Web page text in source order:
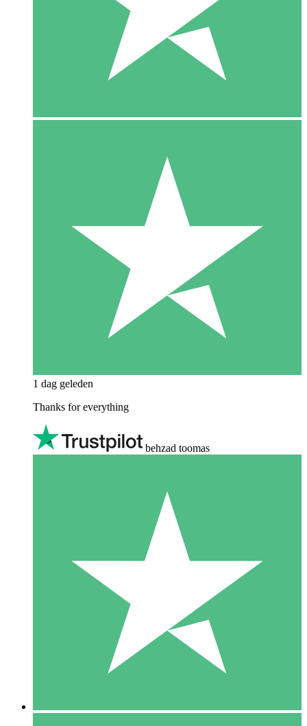
1 dag geleden
Thanks for everything
behzad toomas